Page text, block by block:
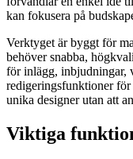
kan fokusera på
Verktyget är byggt för
behöver snabba,
för inlägg, inbjudningar,
redigeringsfunktioner
unika designer utan att
Viktiga